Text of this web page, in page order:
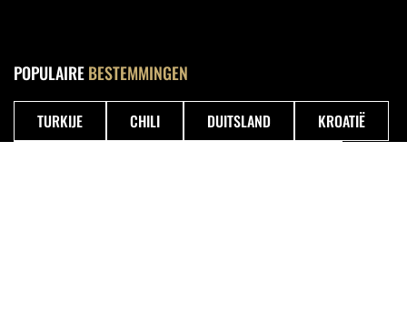
POPULAIREBESTEMMINGEN
TURKIJE CHILI DUITSLAND
KROATIË